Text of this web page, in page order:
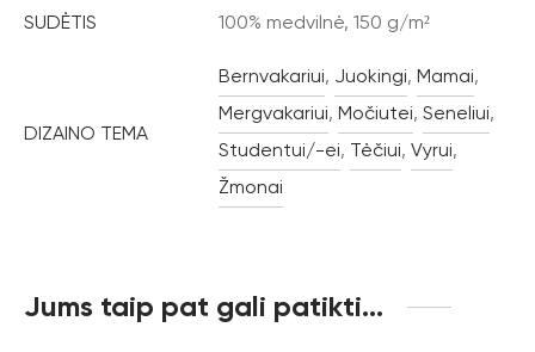
SUDĖTIS 100% medvilnė, 150 g/m²
DIZAINO TEMA
Bernvakariui, Juokingi, Mamai,
Mergvakariui, Močiutei, Seneliui,
Studentui/-ei, Tėčiui, Vyrui,
Žmonai
Jums taip pat gali patikti…